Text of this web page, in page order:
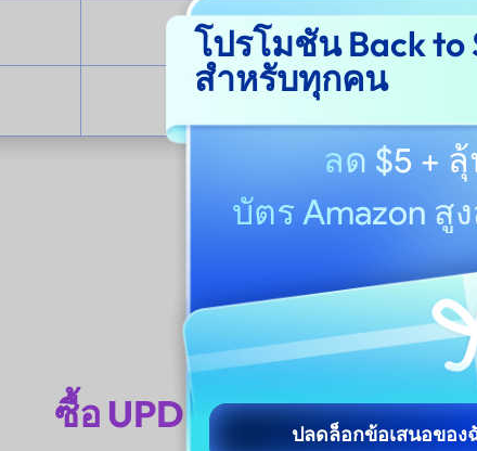
100/PDF
100
แสดงเพิ่มเติม
ซื้อ UPDF AI ได้อย่างคุ้ม
โปรโมชัน Back to
สำหรับทุกคน
ลด $5 +
บัตร Amazon สู
ปลดล็อกข้อเสนอของ